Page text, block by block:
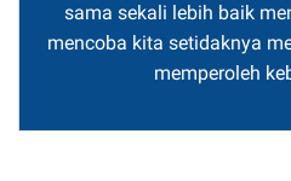
sama sekali lebih baik
mencoba kita setidaknya
memperoleh